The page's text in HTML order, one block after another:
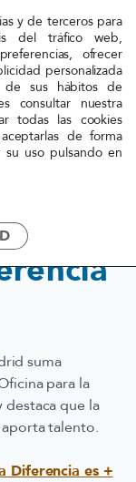
educativa la
suma
para la
destaca que la
talento.
Diferencia es +
y de terceros para
del tráfico web,
ofrecer
personalizada
sus hábitos de
consultar nuestra
todas las cookies
de forma
su uso pulsando en